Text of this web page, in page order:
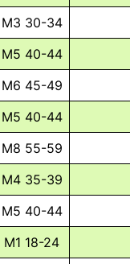
M3 30-34
M5 40-44
M6 45-49
M5 40-44
M8 55-59
M4 35-39
M5 40-44
M1 18-24